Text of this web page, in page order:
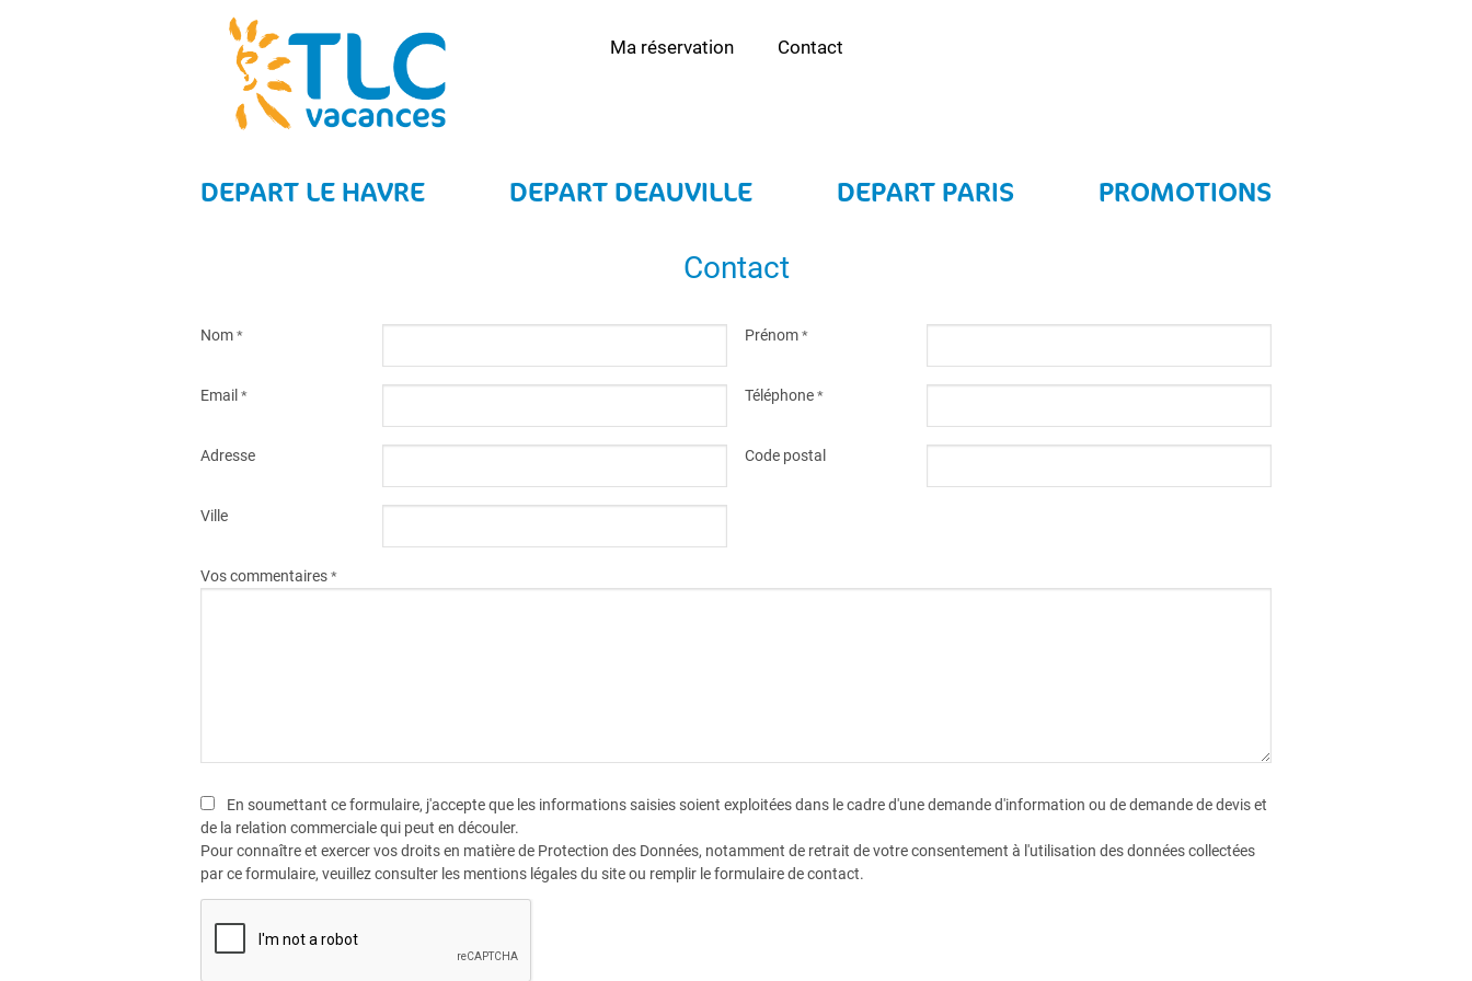
Ma réservation Contact
DEPART LE HAVRE DEPART DEAUVILLE DEPART PARIS PROMOTIONS
Contact
Nom * Prénom*
Email * Téléphone*
Adresse Code postal
Ville
Vos commentaires *
En soumettant ce formulaire, j'accepte que les informations saisies soient exploitées dans le cadre d'une demande d'information ou de demande de devis et
de la relation commerciale qui peut en découler.
Pour connaître et exercer vos droits en matière de Protection des Données, notamment de retrait de votre consentement à l'utilisation des données collectées
par ce formulaire, veuillez consulter les mentions légales du site ou remplir le formulaire de contact.